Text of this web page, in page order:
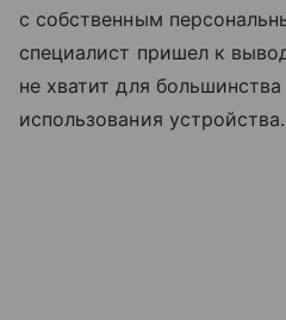
с собственным
специалист пришел к
не хватит для
использования устройства.